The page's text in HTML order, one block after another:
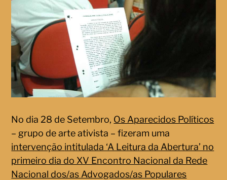
No dia 28 de Setembro, Os Aparecidos Políticos
– grupo de arte ativista – fizeram uma
intervenção intitulada ‘A Leitura da Abertura’ no
primeiro dia do XV Encontro Nacional da Rede
Nacional dos/as Advogados/as Populares